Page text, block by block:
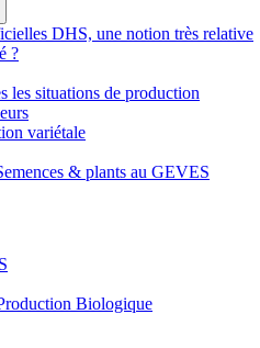
DHS, une notion très relative
?
les situations de production
variétale
& plants au GEVES
Biologique